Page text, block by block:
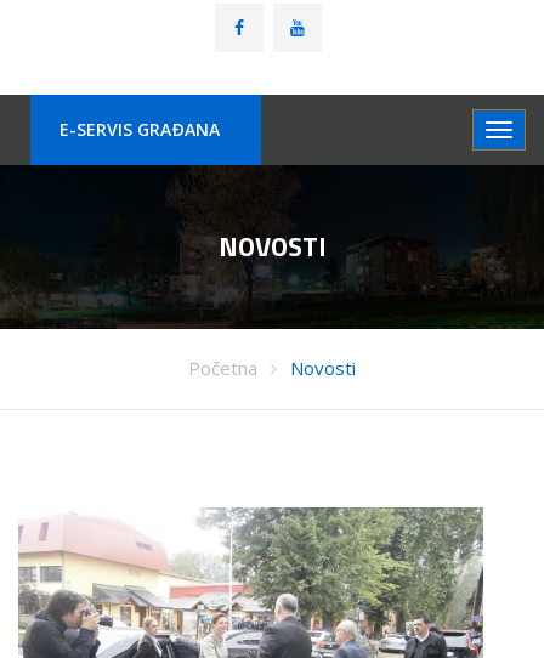
E-SERVIS GRAÐANA
NOVOSTI
Početna Novosti